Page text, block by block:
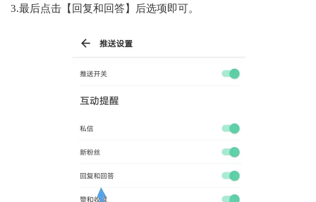
3.最后点击【回复和回答】后选项即可。